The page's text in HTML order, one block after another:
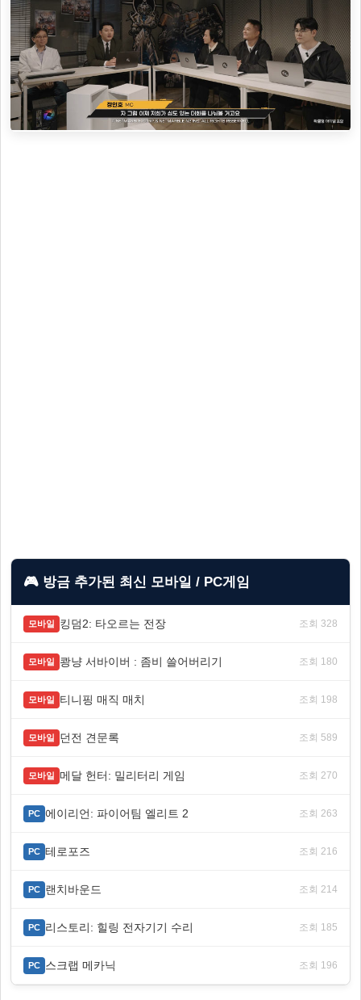
🎮 방금 추가된 최신 모바일 / PC게임
모바일 킹덤2: 타오르는 전장 조회 328
모바일 쾅냥 서바이버 : 좀비 쓸어버리기 조회 180
모바일 티니핑 매직 매치 조회 198
모바일 던전 견문록 조회 589
모바일 메달 헌터: 밀리터리 게임 조회 270
PC 에이리언: 파이어팀 엘리트 2 조회 263
PC 테로포즈 조회 216
PC 랜치바운드 조회 214
PC 리스토리: 힐링 전자기기 수리 조회 185
PC 스크랩 메카닉 조회 196